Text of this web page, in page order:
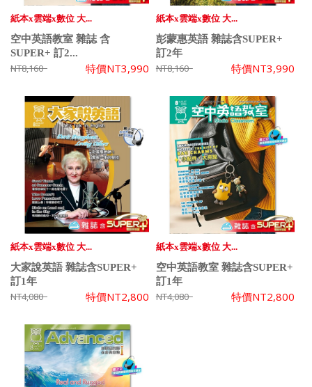
紙本x雲端x數位 大...
空中英語教室 雜誌 含
SUPER+ 訂2...
NT8,160 特價NT3,990
紙本x雲端x數位 大...
彭蒙惠英語 雜誌含SUPER+
訂2年
NT8,160 特價NT3,990
紙本x雲端x數位 大...
大家說英語 雜誌含SUPER+
訂1年
NT4,080 特價NT2,800
紙本x雲端x數位 大...
空中英語教室 雜誌含SUPER+
訂1年
NT4,080 特價NT2,800